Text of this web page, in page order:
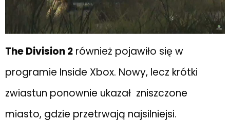
The Division 2 również pojawiło się w
programie Inside Xbox. Nowy, lecz krótki
zwiastun ponownie ukazał zniszczone
miasto, gdzie przetrwają najsilniejsi.